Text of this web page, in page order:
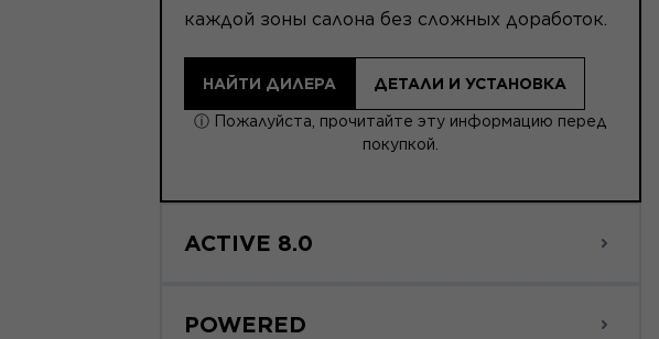
каждой зоны салона без сложных доработок.
НАЙТИ ДИЛЕРА ДЕТАЛИ И УСТАНОВКА
ⓘ Пожалуйста, прочитайте эту информацию перед
покупкой.
ACTIVE 8.0
POWERED